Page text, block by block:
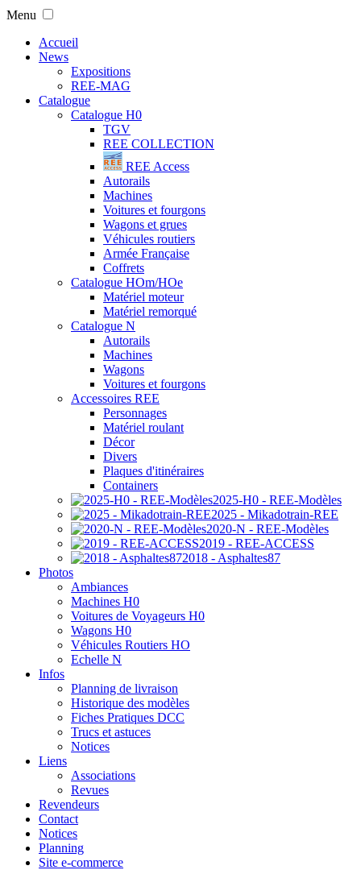
Menu
Accueil
News
Expositions
REE-MAG
Catalogue
Catalogue H0
TGV
REE COLLECTION
REE Access
Autorails
Machines
Voitures et fourgons
Wagons et grues
Véhicules routiers
Armée Française
Coffrets
Catalogue HOm/HOe
Matériel moteur
Matériel remorqué
Catalogue N
Autorails
Machines
Wagons
Voitures et fourgons
Accessoires REE
Personnages
Matériel roulant
Décor
Divers
Plaques d'itinéraires
Containers
2025-H0 - REE-Modèles
2025 - Mikadotrain-REE
2020-N - REE-Modèles
2019 - REE-ACCESS
2018 - Asphaltes87
Photos
Ambiances
Machines H0
Voitures de Voyageurs H0
Wagons H0
Véhicules Routiers HO
Echelle N
Infos
Planning de livraison
Historique des modèles
Fiches Pratiques DCC
Trucs et astuces
Notices
Liens
Associations
Revues
Revendeurs
Contact
Notices
Planning
Site e-commerce